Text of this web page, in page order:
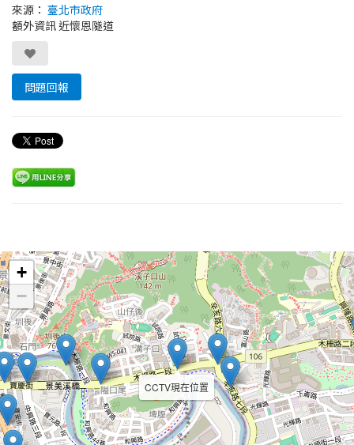
來源： 臺北市政府
額外資訊 近懷恩隧道
問題回報
CCTV現在位置
+
−